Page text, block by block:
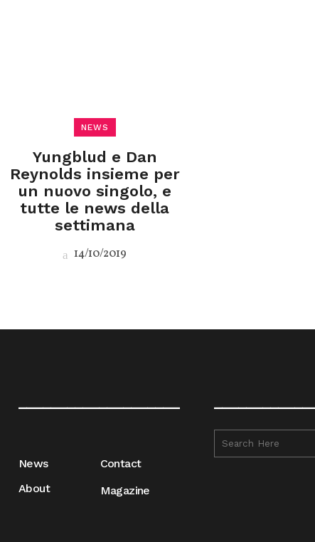
NEWS
Yungblud e Dan
Reynolds insieme per
un nuovo singolo, e
tutte le news della
settimana
14/10/2019
News
About
Contact
Magazine